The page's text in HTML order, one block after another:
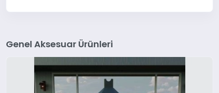
Genel Aksesuar Ürünleri